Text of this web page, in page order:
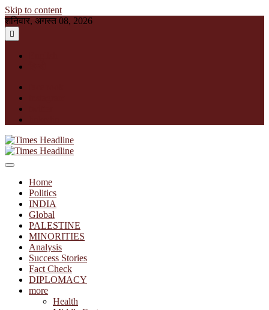
Skip to content
शनिवार, अगस्त 08, 2026
Times Headline
Home
Politics
INDIA
Global
PALESTINE
MINORITIES
Analysis
Success Stories
Fact Check
DIPLOMACY
more
Health